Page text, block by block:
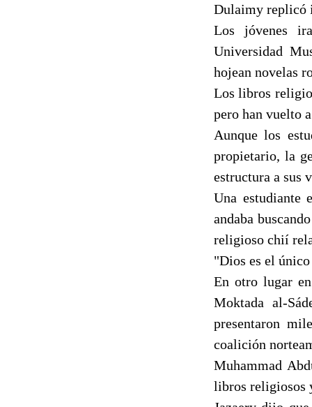
Dulaimy replicó
Los jóvenes
Universidad
hojean novelas
Los libros
pero han vuelto
Aunque los
propietario, la
estructura a sus
Una estudiante
andaba
religioso chií
"Dios es el
En otro lugar
Moktada al-
presentaron
coalición
Muhammad
libros religiosos